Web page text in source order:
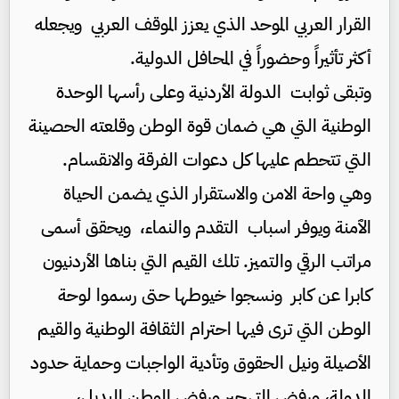
القرار العربي الموحد الذي يعزز الموقف العربي ويجعله
أكثر تأثيراً وحضوراً في المحافل الدولية.
وتبقى ثوابت الدولة الأردنية وعلى رأسها الوحدة
الوطنية التي هي ضمان قوة الوطن وقلعته الحصينة
التي تتحطم عليها كل دعوات الفرقة والانقسام.
وهي واحة الامن والاستقرار الذي يضمن الحياة
الٱمنة ويوفر اسباب التقدم والنماء، ويحقق أسمى
مراتب الرقي والتميز. تلك القيم التي بناها الأردنيون
كابرا عن كابر ونسجوا خيوطها حتى رسموا لوحة
الوطن التي ترى فيها احترام الثقافة الوطنية والقيم
الأصيلة ونيل الحقوق وتأدية الواجبات وحماية حدود